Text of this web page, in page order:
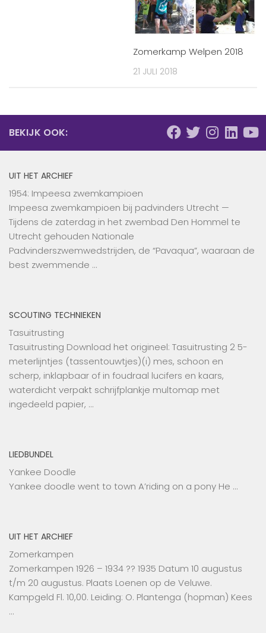
Zomerkamp Welpen 2018
21 JULI 2018
BEKIJK OOK:
UIT HET ARCHIEF
1954: Impeesa zwemkampioen
Impeesa zwemkampioen bij padvinders Utrecht —
Tijdens de zaterdag in het zwembad Den Hommel te
Utrecht gehouden Nationale
Padvinderszwemwedstrijden, de “Pavaqua”, waaraan de
best zwemmende …
SCOUTING TECHNIEKEN
Tasuitrusting
Tasuitrusting Download het origineel: Tasuitrusting 2 5-
meterlijntjes (tassentouwtjes)(i) mes, schoon en
scherp, inklapbaar of in foudraal lucifers en kaars,
waterdicht verpakt schrijfplankje multomap met
ingedeeld papier, …
LIEDBUNDEL
Yankee Doodle
Yankee doodle went to town A’riding on a pony He …
UIT HET ARCHIEF
Zomerkampen
Zomerkampen 1926 – 1934 ?? 1935 Datum 10 augustus
t/m 20 augustus. Plaats Loenen op de Veluwe.
Kampgeld Fl. 10,00. Leiding: O. Plantenga (hopman) Kees
…